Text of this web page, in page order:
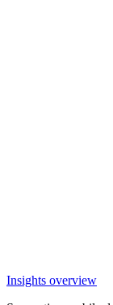
Insights overview